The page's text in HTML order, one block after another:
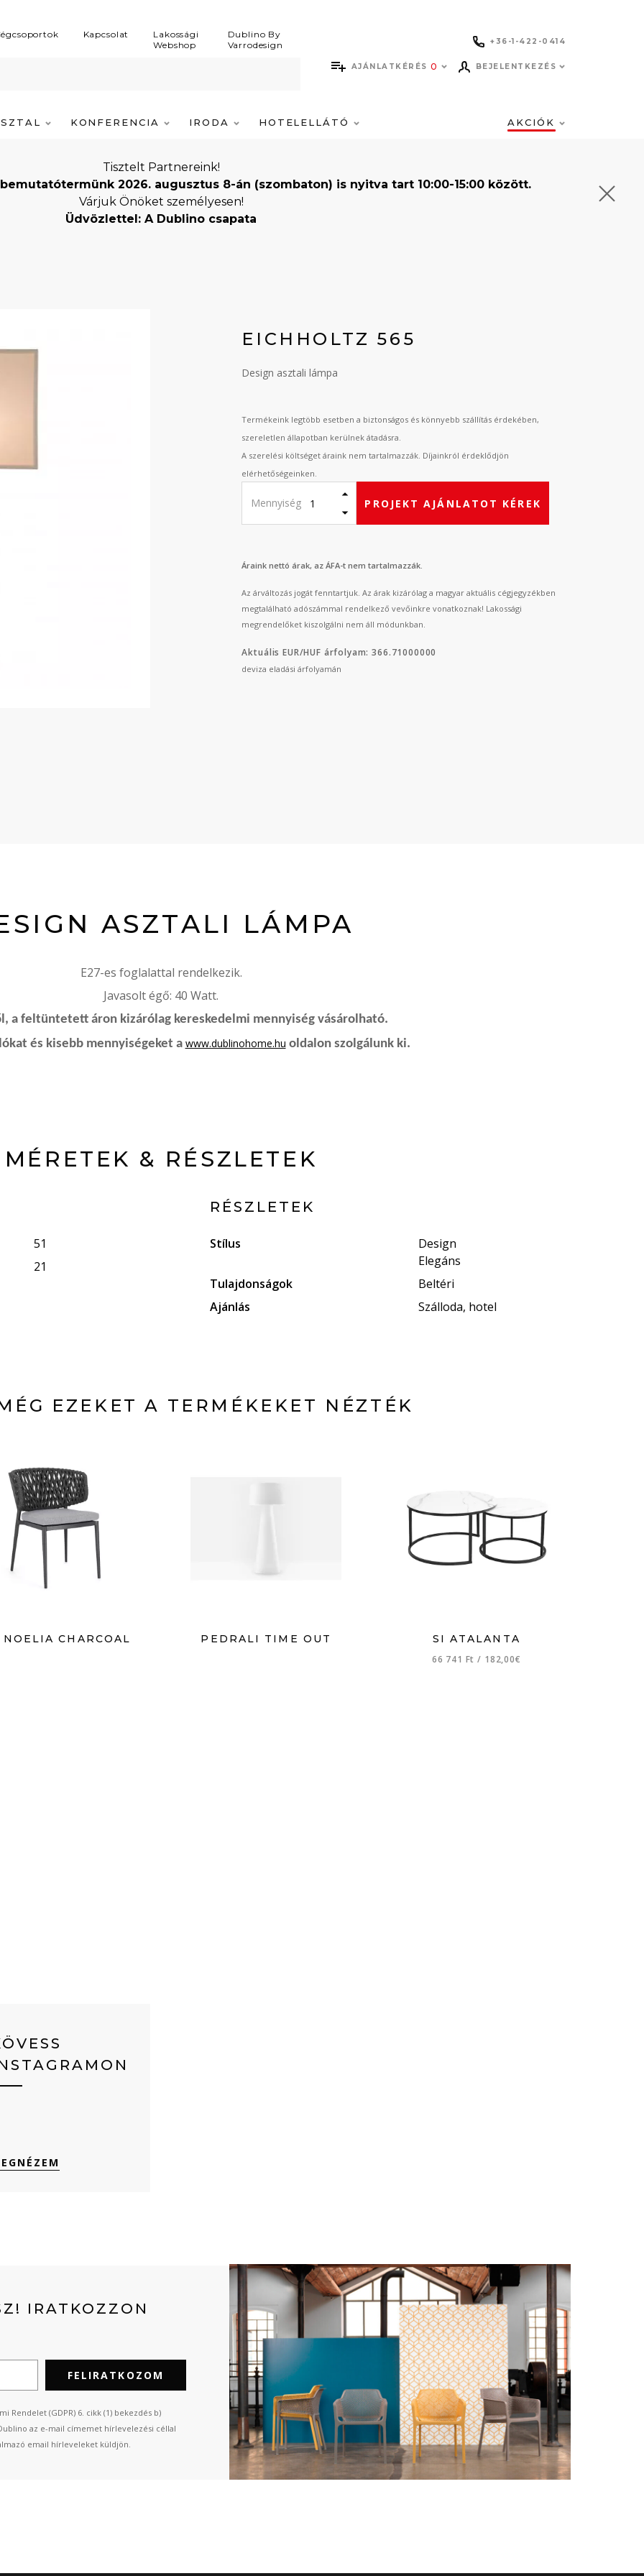
Kapcsolat
Lakossági
Webshop
Dublino By
Varrodesign
+36-1-422-0414
AJÁNLATKÉRÉS 0 BEJELENTKEZÉS
KONFERENCIA IRODA HOTELELLÁTÓ AKCIÓK
Tisztelt Partnereink!
bemutatótermünk 2026. augusztus 8-án (szombaton) is nyitva tart 10:00-15:00 között.
Várjuk Önöket személyesen!
Üdvözlettel: A Dublino csapata
EICHHOLTZ 565
Design asztali lámpa
Termékeink legtöbb esetben a biztonságos és könnyebb szállítás érdekében,
szereletlen állapotban kerülnek átadásra.
A szerelési költséget áraink nem tartalmazzák. Díjainkról érdeklődjön
elérhetőségeinken.
Mennyiség PROJEKT AJÁNLATOT KÉREK
Áraink nettó árak, az ÁFA-t nem tartalmazzák.
Az árváltozás jogát fenntartjuk. Az árak kizárólag a magyar aktuális cégjegyzékben
megtalálható adószámmal rendelkező vevőinkre vonatkoznak! Lakossági
megrendelőket kiszolgálni nem áll módunkban.
Aktuális EUR/HUF árfolyam: 366.71000000
deviza eladási árfolyamán
ASZTALI LÁMPA
E27-es foglalattal rendelkezik.
Javasolt égő: 40 Watt.
a feltüntetett áron kizárólag kereskedelmi mennyiség vásárolható.
és kisebb mennyiségeket a www.dublinohome.hu oldalon szolgálunk ki.
MÉRETEK & RÉSZLETEK
51
21
RÉSZLETEK
Stílus
Design
Elegáns
Tulajdonságok
Beltéri
Ajánlás
Szálloda, hotel
EZEKET A TERMÉKEKET NÉZTÉK
CHARCOAL PEDRALI TIME OUT SI ATALANTA
66 741 Ft/ 182,00€
IRATKOZZON
FELIRATKOZOM
Rendelet (GDPR) 6. cikk (1) bekezdés b)
az e-mail címemet hírlevelezési céllal
email hírleveleket küldjön.